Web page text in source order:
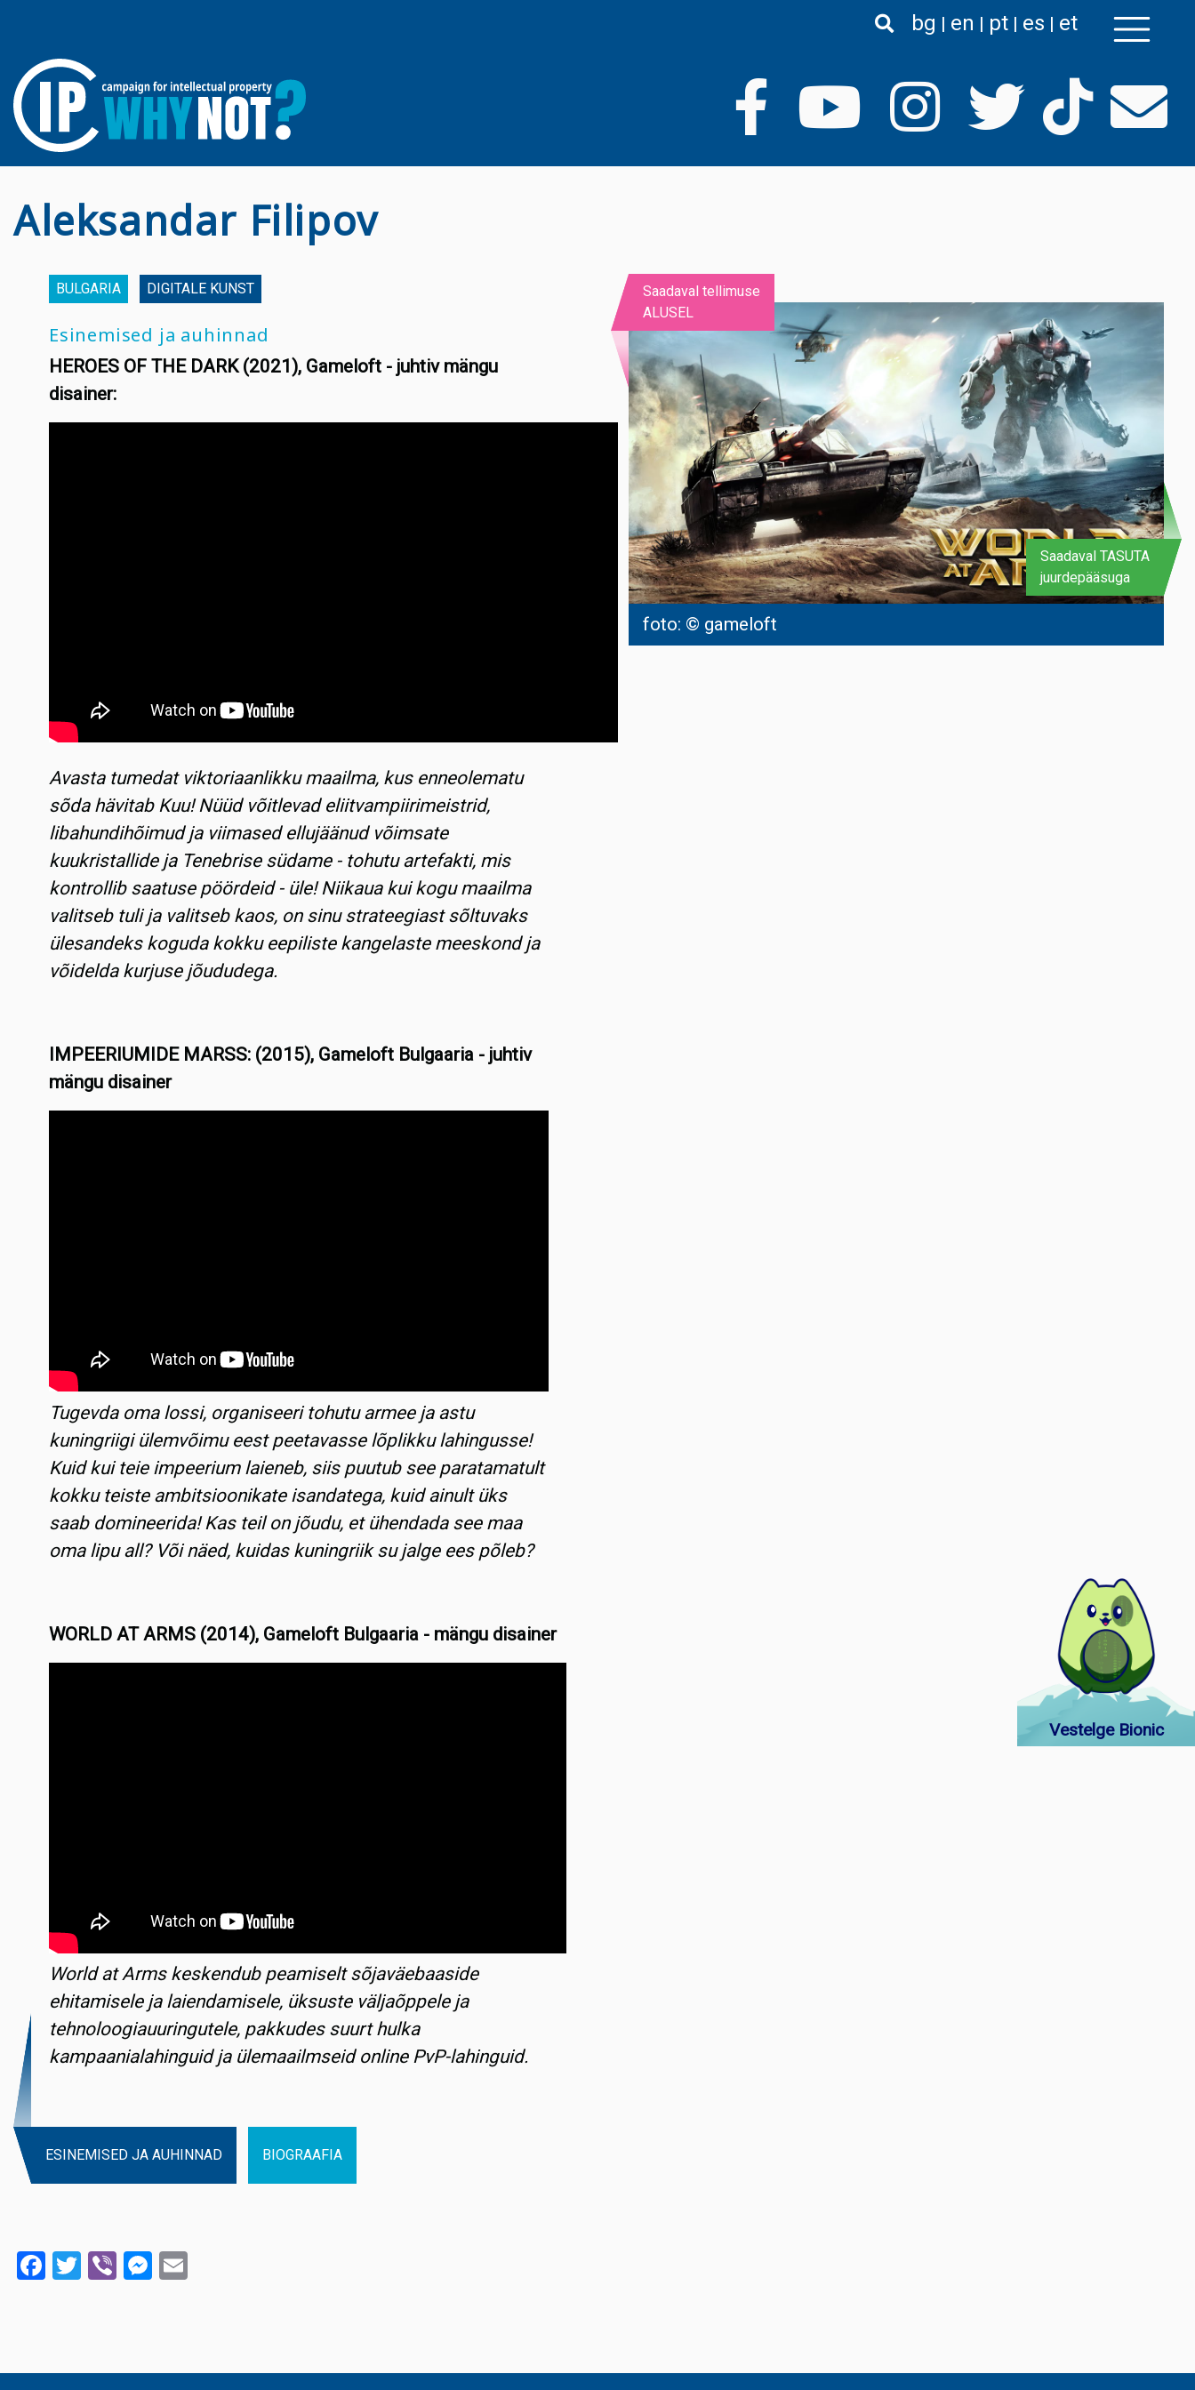
bg en pt es et
Aleksandar Filipov
BULGARIA DIGITALE KUNST
Esinemised ja auhinnad
HEROES OF THE DARK (2021), Gameloft - juhtiv mängu
disainer:
Avasta tumedat viktoriaanlikku maailma, kus enneolematu
sõda hävitab Kuu! Nüüd võitlevad eliitvampiirimeistrid,
libahundihõimud ja viimased ellujäänud võimsate
kuukristallide ja Tenebrise südame - tohutu artefakti, mis
kontrollib saatuse pöördeid - üle! Niikaua kui kogu maailma
valitseb tuli ja valitseb kaos, on sinu strateegiast sõltuvaks
ülesandeks koguda kokku eepiliste kangelaste meeskond ja
võidelda kurjuse jõududega.
IMPEERIUMIDE MARSS: (2015), Gameloft Bulgaaria - juhtiv
mängu disainer
Tugevda oma lossi, organiseeri tohutu armee ja astu
kuningriigi ülemvõimu eest peetavasse lõplikku lahingusse!
Kuid kui teie impeerium laieneb, siis puutub see paratamatult
kokku teiste ambitsioonikate isandatega, kuid ainult üks
saab domineerida! Kas teil on jõudu, et ühendada see maa
oma lipu all? Või näed, kuidas kuningriik su jalge ees põleb?
WORLD AT ARMS (2014), Gameloft Bulgaaria - mängu disainer
World at Arms keskendub peamiselt sõjaväebaaside
ehitamisele ja laiendamisele, üksuste väljaõppele ja
tehnoloogiauuringutele, pakkudes suurt hulka
kampaanialahinguid ja ülemaailmseid online PvP-lahinguid.
ESINEMISED JA AUHINNAD BIOGRAAFIA
foto: © gameloft
Saadaval tellimuse
ALUSEL
Saadaval TASUTA
juurdepääsuga
Facebook
Twitter
ViberMessenger
Vestelge Bionic